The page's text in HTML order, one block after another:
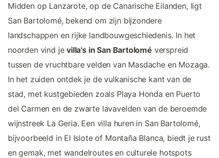
Midden op Lanzarote, op de Canarische Eilanden, ligt
San Bartolomé, bekend om zijn bijzondere
landschappen en rijke landbouwgeschiedenis. In het
noorden vind jevilla's in San Bartolomé verspreid
tussen de vruchtbare velden van Masdache en Mozaga.
In het zuiden ontdek je de vulkanische kant van de
stad, met kustgebieden zoals Playa Honda en Puerto
del Carmen en de zwarte lavavelden van de beroemde
wijnstreek La Geria. Een villa huren in San Bartolomé,
bijvoorbeeld in El Islote of Montaña Blanca, biedt je rust
en gemak, met wandelroutes en culturele hotspots